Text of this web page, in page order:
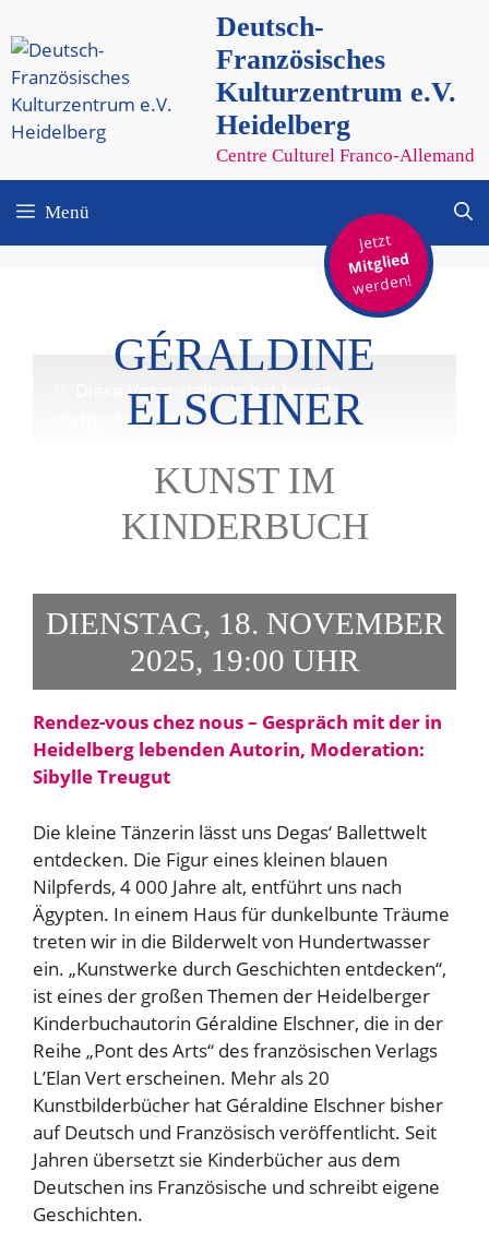
Inhalt
springen
Deutsch-
Französisches
Kulturzentrum e.V.
Heidelberg
Centre Culturel Franco-Allemand
Jetzt
Mitglied
werden!
Menü
Diese Veranstaltung hat bereits
stattgefunden.
GÉRALDINE
ELSCHNER
KUNST IM
KINDERBUCH
DIENSTAG, 18. NOVEMBER
2025, 19:00 UHR
Rendez-vous chez nous – Gespräch mit der in
Heidelberg lebenden Autorin, Moderation:
Sibylle Treugut
Die kleine Tänzerin lässt uns Degas‘ Ballettwelt
entdecken. Die Figur eines kleinen blauen
Nilpferds, 4 000 Jahre alt, entführt uns nach
Ägypten. In einem Haus für dunkelbunte Träume
treten wir in die Bilderwelt von Hundertwasser
ein. „Kunstwerke durch Geschichten entdecken“,
ist eines der großen Themen der Heidelberger
Kinderbuchautorin Géraldine Elschner, die in der
Reihe „Pont des Arts“ des französischen Verlags
L’Elan Vert erscheinen. Mehr als 20
Kunstbilderbücher hat Géraldine Elschner bisher
auf Deutsch und Französisch veröffentlicht. Seit
Jahren übersetzt sie Kinderbücher aus dem
Deutschen ins Französische und schreibt eigene
Geschichten.